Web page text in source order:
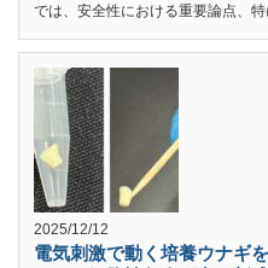
では、安全性における重要論点、特
2025/12/12
電気刺激で動く培養ウナギ